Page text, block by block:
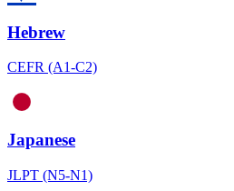
Hebrew
CEFR (A1-C2)
Japanese
JLPT (N5-N1)